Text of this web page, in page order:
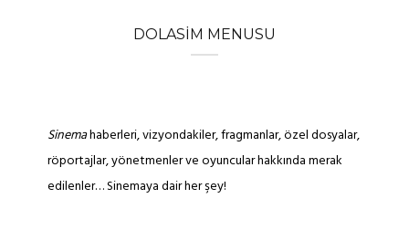
DOLASIM MENUSU
Sinemahaberleri, vizyondakiler, fragmanlar, özel dosyalar,
röportajlar, yönetmenler ve oyuncular hakkında merak
edilenler… Sinemaya dair her şey!